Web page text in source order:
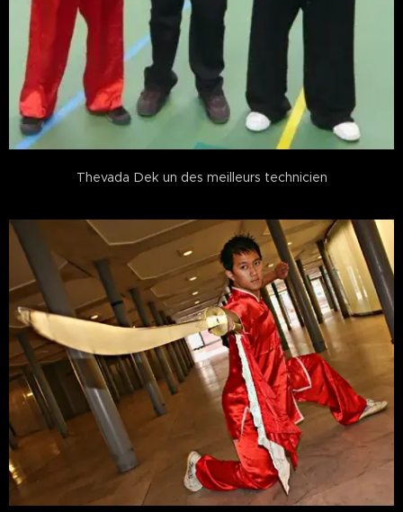
Thevada Dek un des meilleurs technicien